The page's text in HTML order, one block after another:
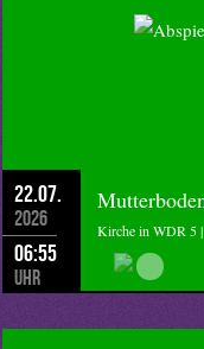
22.07.
2026
06:55
Uhr
Kirche in WDR 5